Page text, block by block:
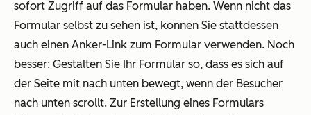
sofort Zugriff auf das Formular haben. Wenn nicht das
Formular selbst zu sehen ist, können Sie stattdessen
auch einen Anker-Link zum Formular verwenden. Noch
besser: Gestalten Sie Ihr Formular so, dass es sich auf
der Seite mit nach unten bewegt, wenn der Besucher
nach unten scrollt. Zur Erstellung eines Formulars